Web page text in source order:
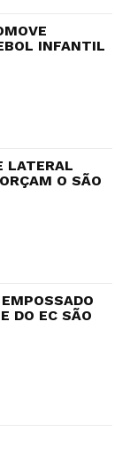
INFANTIL
LATERAL
O SÃO
DO EC SÃO